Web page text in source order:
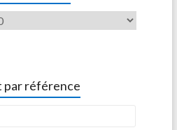
par référence